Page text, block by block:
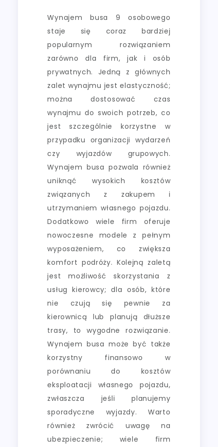
Wynajem busa 9 osobowego
staje się coraz bardziej
popularnym rozwiązaniem
zarówno dla firm, jak i osób
prywatnych. Jedną z głównych
zalet wynajmu jest elastyczność;
można dostosować czas
wynajmu do swoich potrzeb, co
jest szczególnie korzystne w
przypadku organizacji wydarzeń
czy wyjazdów grupowych.
Wynajem busa pozwala również
uniknąć wysokich kosztów
związanych z zakupem i
utrzymaniem własnego pojazdu.
Dodatkowo wiele firm oferuje
nowoczesne modele z pełnym
wyposażeniem, co zwiększa
komfort podróży. Kolejną zaletą
jest możliwość skorzystania z
usług kierowcy; dla osób, które
nie czują się pewnie za
kierownicą lub planują dłuższe
trasy, to wygodne rozwiązanie.
Wynajem busa może być także
korzystny finansowo w
porównaniu do kosztów
eksploatacji własnego pojazdu,
zwłaszcza jeśli planujemy
sporadyczne wyjazdy. Warto
również zwrócić uwagę na
ubezpieczenie; wiele firm